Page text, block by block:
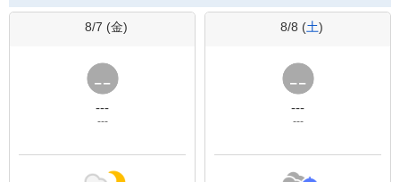
8/7 (金)
---
---
8/8 (土)
---
---